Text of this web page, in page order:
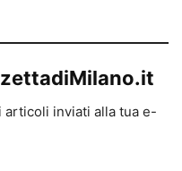
inviati alla tua e-